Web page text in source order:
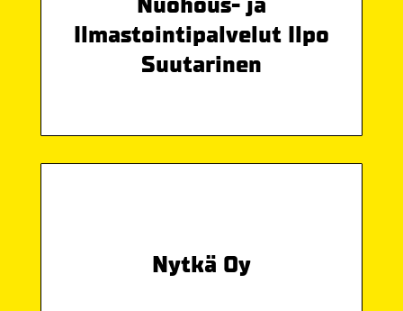
Ilmastointipalvelut Ilpo
Suutarinen
Nytkä Oy